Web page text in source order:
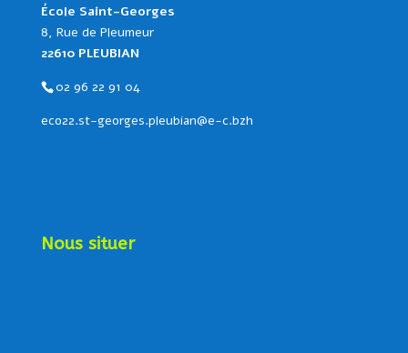
École Saint-Georges
8, Rue de Pleumeur
22610 PLEUBIAN
02 96 22 91 04
eco22.st-georges.pleubian@e-c.bzh
Nous situer